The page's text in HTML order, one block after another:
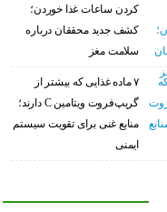
کردن ساعات غذا خوردن؛
کشف جدید محققان درباره
سلامت مغز
۷ ماده غذایی که بیشتر از
گریپ‌فروت ویتامین C دارند؛
منابع غنی برای تقویت سیستم
ایمنی